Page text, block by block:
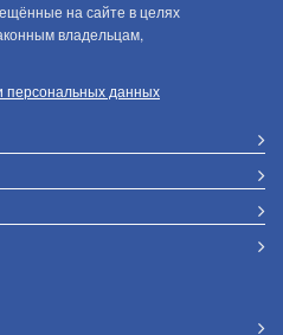
на сайте в целях
владельцам,
персональных данных